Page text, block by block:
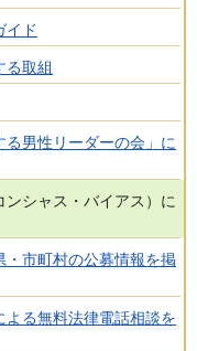
イド
る取組
男性リーダーの会」に
シャス・バイアス）に
市町村の公募情報を掲
よる無料法律電話相談を